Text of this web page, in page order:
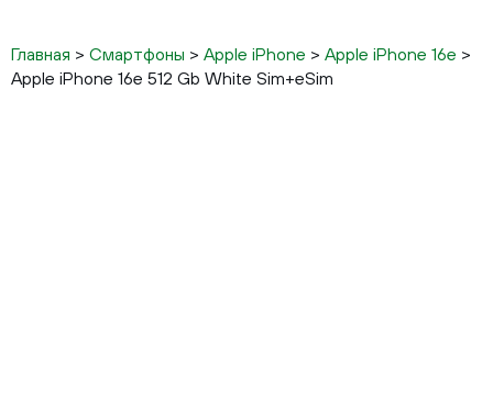
Главная > Смартфоны > Apple iPhone > Apple iPhone 16e >
Apple iPhone 16e 512 Gb White Sim+eSim